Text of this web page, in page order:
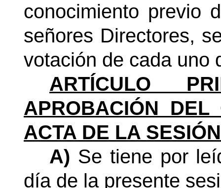
conocimiento previo
señores Directores,
votación de cada uno
ARTÍCULO
APROBACIÓN
ACTA DE LA
A) Se tiene por
día de la presente